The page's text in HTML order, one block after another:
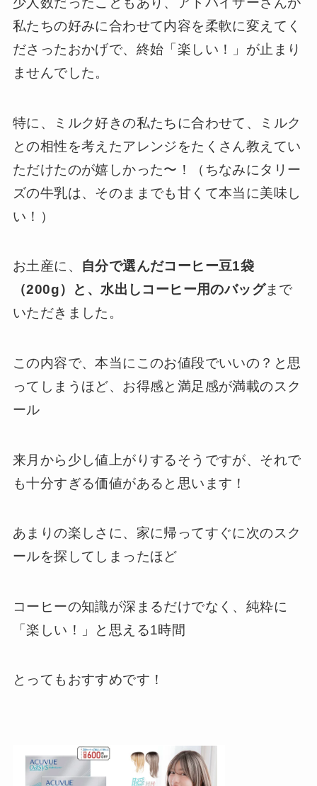
私たちの好みに合わせて内容を柔軟に変えてく
ださったおかげで、終始「楽しい！」が止まり
ませんでした。
特に、ミルク好きの私たちに合わせて、ミルク
との相性を考えたアレンジをたくさん教えてい
ただけたのが嬉しかった〜！（ちなみにタリー
ズの牛乳は、そのままでも甘くて本当に美味し
い！）
お土産に、 自分で選んだコーヒー豆1袋
（200g）と、水出しコーヒー用のバッグまで
いただきました。
この内容で、本当にこのお値段でいいの？と思
ってしまうほど、お得感と満足感が満載のスク
ール
来月から少し値上がりするそうですが、それで
も十分すぎる価値があると思います！
あまりの楽しさに、家に帰ってすぐに次のスク
ールを探してしまったほど
コーヒーの知識が深まるだけでなく、純粋に
「楽しい！」と思える1時間
とってもおすすめです！